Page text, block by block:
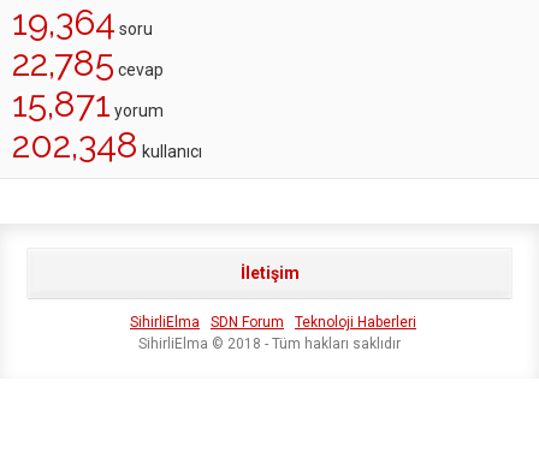
19,364 soru
22,785 cevap
15,871 yorum
202,348 kullanıcı
İletişim
SihirliElma SDN Forum
Teknoloji Haberleri
SihirliElma © 2018 - Tüm hakları saklıdır